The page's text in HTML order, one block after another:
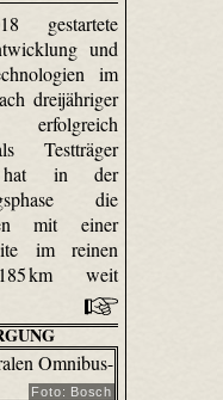
gestartete
und
im
dreijähriger
Testträger
hat in der
die
mit einer
im reinen
km weit
Foto: Bosch